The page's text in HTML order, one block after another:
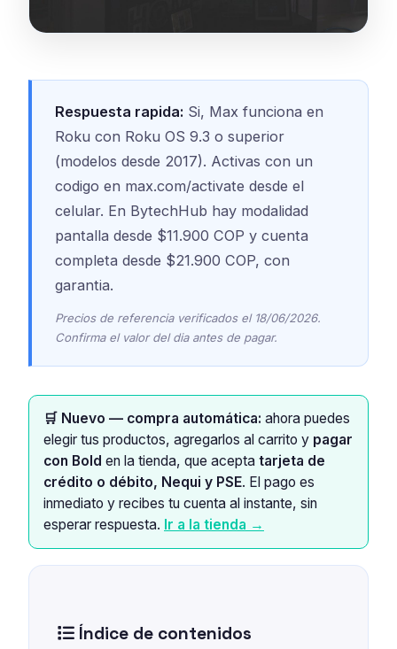
Respuesta rapida: Si, Max funciona en
Roku con Roku OS 9.3 o superior
(modelos desde 2017). Activas con un
codigo en max.com/activate desde el
celular. En BytechHub hay modalidad
pantalla desde $11.900 COP y cuenta
completa desde $21.900 COP, con
garantia.
Precios de referencia verificados el 18/06/2026.
Confirma el valor del dia antes de pagar.
🛒 Nuevo — compra automática: ahora puedes
elegir tus productos, agregarlos al carrito y pagar
con Bold en la tienda, que acepta tarjeta de
crédito o débito, Nequi y PSE. El pago es
inmediato y recibes tu cuenta al instante, sin
esperar respuesta. Ir a la tienda →
Índice de contenidos